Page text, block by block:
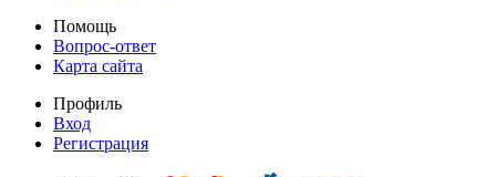
Помощь
Вопрос-ответ
Карта сайта
Профиль
Вход
Регистрация